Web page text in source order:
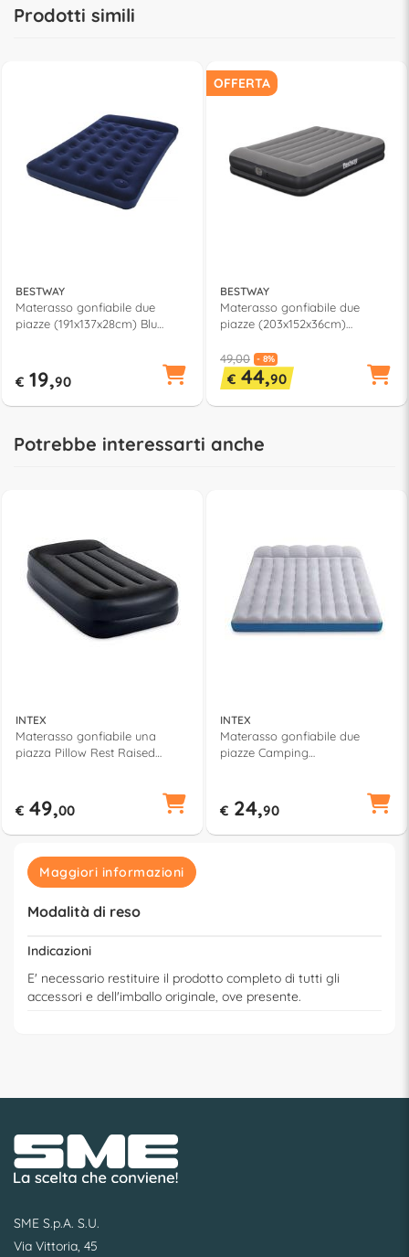
Prodotti simili
BESTWAY
Materasso gonfiabile due
piazze (191x137x28cm) Blu
€ 19,90
OFFERTA
BESTWAY
Materasso gonfiabile due
piazze (203x152x36cm)
49,00 - 8%
€ 44,90
Potrebbe interessarti anche
INTEX
Materasso gonfiabile una
piazza Pillow Rest Raised
€ 49,00
INTEX
Materasso gonfiabile due
piazze Camping
€ 24,90
Maggiori informazioni
Modalità di reso
Indicazioni
E' necessario restituire il prodotto completo di tutti gli
accessori e dell'imballo originale, ove presente.
SME S.p.A. S.U.
Via Vittoria, 45